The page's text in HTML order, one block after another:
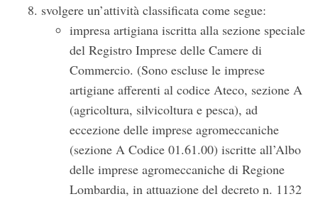
svolgere un’attività classificata come segue:
impresa artigiana iscritta alla sezione speciale
del Registro Imprese delle Camere di
Commercio. (Sono escluse le imprese
artigiane afferenti al codice Ateco, sezione A
(agricoltura, silvicoltura e pesca), ad
eccezione delle imprese agromeccaniche
(sezione A Codice 01.61.00) iscritte all’Albo
delle imprese agromeccaniche di Regione
Lombardia, in attuazione del decreto n. 1132